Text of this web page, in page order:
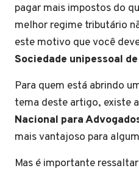
pagar mais impostos do
melhor regime tributário
este motivo que você
Sociedade unipessoal
Para quem está abrindo
tema deste artigo, existe
Nacional para
mais vantajoso para
Mas é importante